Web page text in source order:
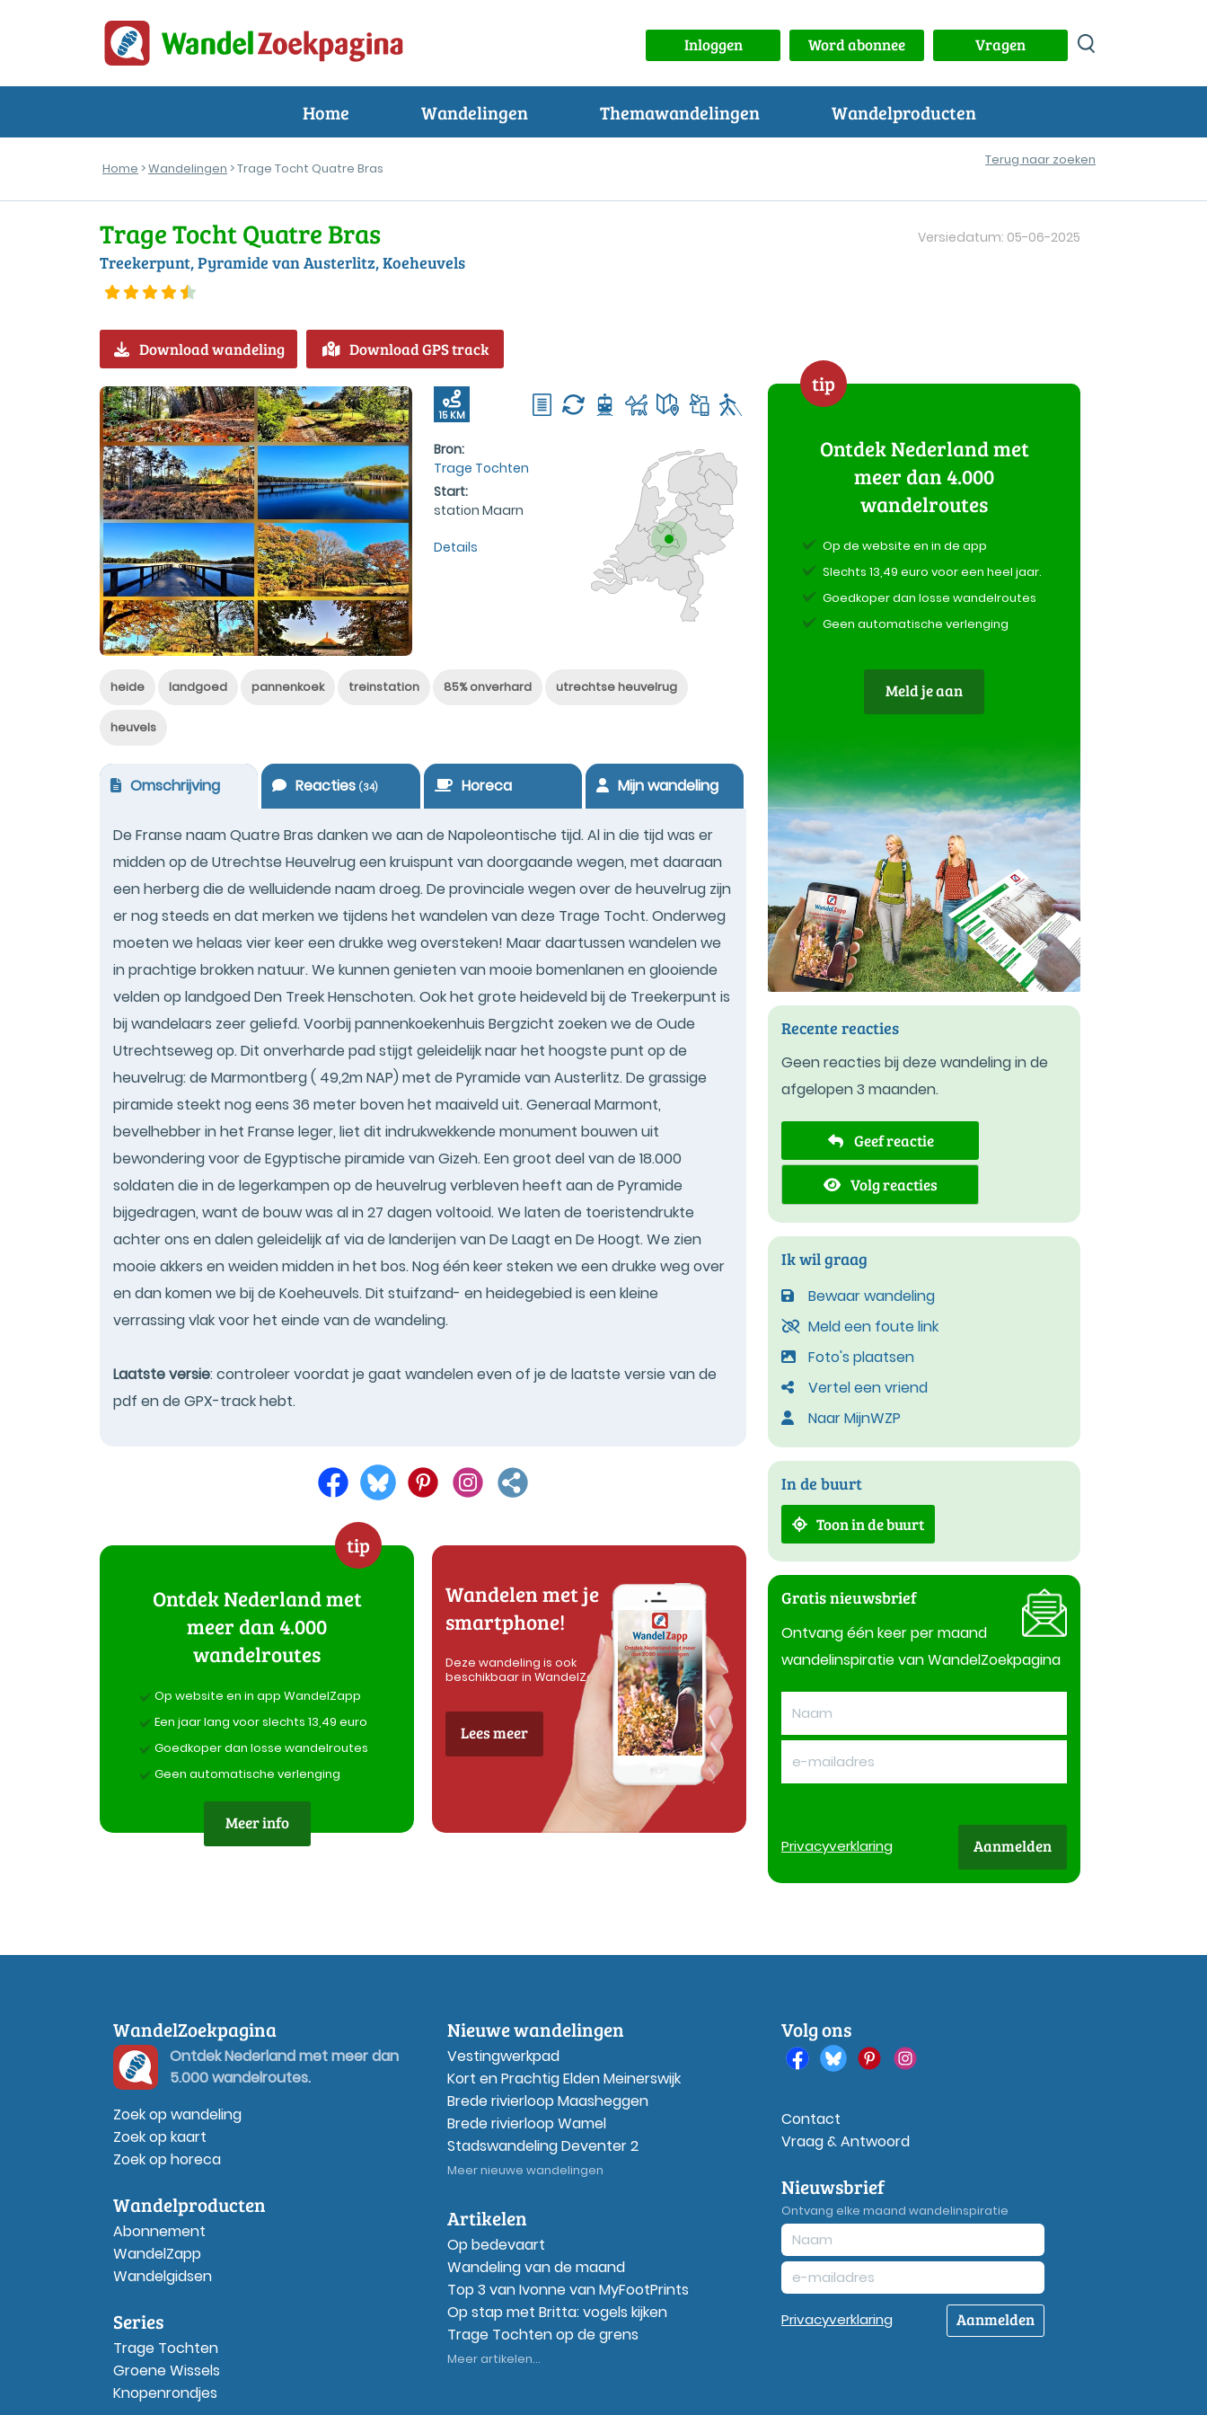
Inloggen Word abonnee Vragen
Home Wandelingen Themawandelingen Wandelproducten
Home >Wandelingen > Trage Tocht Quatre Bras
Terug naar zoeken
Trage Tocht Quatre Bras
Treekerpunt, Pyramide van Austerlitz, Koeheuvels
Versiedatum: 05-06-2025
Download wandeling Download GPS track
15 KM
Bron:
Trage Tochten
Start:
station Maarn
Details
heide landgoed pannenkoek treinstation 85% onverhard utrechtse heuvelrug
heuvels
Omschrijving Reacties(34) Horeca Mijn wandeling
De Franse naam Quatre Bras danken we aan de Napoleontische tijd. Al in die tijd was er
midden op de Utrechtse Heuvelrug een kruispunt van doorgaande wegen, met daaraan
een herberg die de welluidende naam droeg. De provinciale wegen over de heuvelrug zijn
er nog steeds en dat merken we tijdens het wandelen van deze Trage Tocht. Onderweg
moeten we helaas vier keer een drukke weg oversteken! Maar daartussen wandelen we
in prachtige brokken natuur. We kunnen genieten van mooie bomenlanen en glooiende
velden op landgoed Den Treek Henschoten. Ook het grote heideveld bij de Treekerpunt is
bij wandelaars zeer geliefd. Voorbij pannenkoekenhuis Bergzicht zoeken we de Oude
Utrechtseweg op. Dit onverharde pad stijgt geleidelijk naar het hoogste punt op de
heuvelrug: de Marmontberg ( 49,2m NAP) met de Pyramide van Austerlitz. De grassige
piramide steekt nog eens 36 meter boven het maaiveld uit. Generaal Marmont,
bevelhebber in het Franse leger, liet dit indrukwekkende monument bouwen uit
bewondering voor de Egyptische piramide van Gizeh. Een groot deel van de 18.000
soldaten die in de legerkampen op de heuvelrug verbleven heeft aan de Pyramide
bijgedragen, want de bouw was al in 27 dagen voltooid. We laten de toeristendrukte
achter ons en dalen geleidelijk af via de landerijen van De Laagt en De Hoogt. We zien
mooie akkers en weiden midden in het bos. Nog één keer steken we een drukke weg over
en dan komen we bij de Koeheuvels. Dit stuifzand- en heidegebied is een kleine
verrassing vlak voor het einde van de wandeling.
Laatste versie: controleer voordat je gaat wandelen even of je de laatste versie van de
pdf en de GPX-track hebt.
tip
Ontdek Nederland met
meer dan 4.000
wandelroutes
Op website en in app WandelZapp
Een jaar lang voor slechts 13,49 euro
Goedkoper dan losse wandelroutes
Geen automatische verlenging
Meer info
Wandelen met je
smartphone!
Deze wandeling is ook
beschikbaar in WandelZapp
Lees meer
tip
Ontdek Nederland met
meer dan 4.000
wandelroutes
Op de website en in de app
Slechts 13,49 euro voor een heel jaar.
Goedkoper dan losse wandelroutes
Geen automatische verlenging
Meld je aan
Recente reacties
Geen reacties bij deze wandeling in de
afgelopen 3 maanden.
Geef reactie
Volg reacties
Ik wil graag
Bewaar wandeling
Meld een foute link
Foto's plaatsen
Vertel een vriend
Naar MijnWZP
In de buurt
Toon in de buurt
Gratis nieuwsbrief
Ontvang één keer per maand
wandelinspiratie van WandelZoekpagina
Privacyverklaring Aanmelden
WandelZoekpagina
Ontdek Nederland met meer dan
5.000 wandelroutes.
Zoek op wandeling
Zoek op kaart
Zoek op horeca
Wandelproducten
Abonnement
WandelZapp
Wandelgidsen
Series
Trage Tochten
Groene Wissels
Knopenrondjes
Nieuwe wandelingen
Vestingwerkpad
Kort en Prachtig Elden Meinerswijk
Brede rivierloop Maasheggen
Brede rivierloop Wamel
Stadswandeling Deventer 2
Meer nieuwe wandelingen
Artikelen
Op bedevaart
Wandeling van de maand
Top 3 van Ivonne van MyFootPrints
Op stap met Britta: vogels kijken
Trage Tochten op de grens
Meer artikelen...
Volg ons
Contact
Vraag & Antwoord
Nieuwsbrief
Ontvang elke maand wandelinspiratie
Privacyverklaring Aanmelden